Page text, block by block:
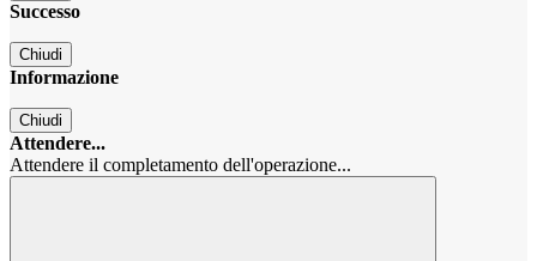
Successo
Chiudi
Informazione
Chiudi
Attendere...
Attendere il completamento dell'operazione...